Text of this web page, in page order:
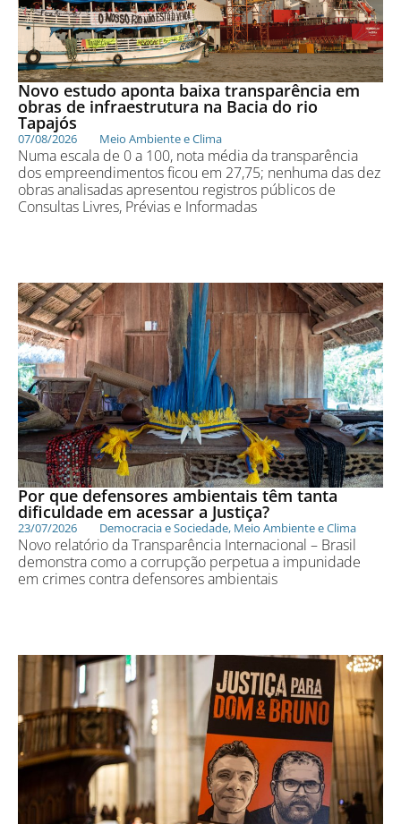
Novo estudo aponta baixa transparência em
obras de infraestrutura na Bacia do rio
Tapajós
07/08/2026 Meio Ambiente e Clima
Numa escala de 0 a 100, nota média da transparência
dos empreendimentos ficou em 27,75; nenhuma das dez
obras analisadas apresentou registros públicos de
Consultas Livres, Prévias e Informadas
Por que defensores ambientais têm tanta
dificuldade em acessar a Justiça?
23/07/2026 Democracia e Sociedade, Meio Ambiente e Clima
Novo relatório da Transparência Internacional – Brasil
demonstra como a corrupção perpetua a impunidade
em crimes contra defensores ambientais